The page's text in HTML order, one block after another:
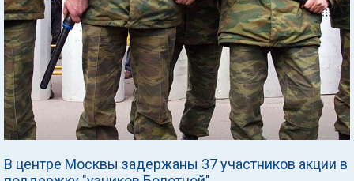
В центре Москвы задержаны 37 участников акции в